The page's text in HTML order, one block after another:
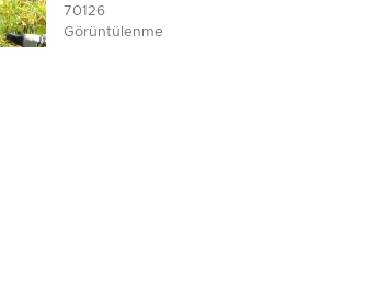
70126
Görüntülenme